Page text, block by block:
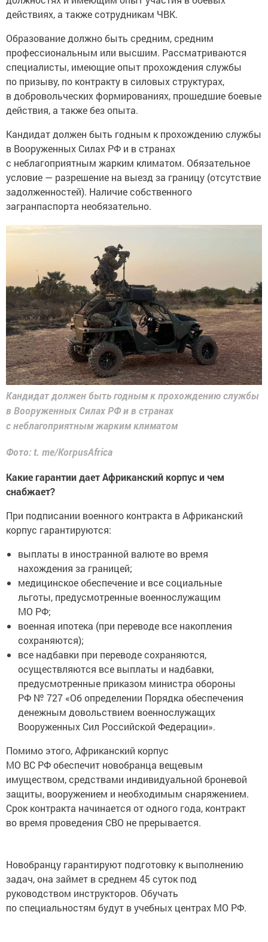
действиях, а также сотрудникам ЧВК.
Образование должно быть средним, средним
профессиональным или высшим. Рассматриваются
специалисты, имеющие опыт прохождения службы
по призыву, по контракту в силовых структурах,
в добровольческих формированиях, прошедшие боевые
действия, а также без опыта.
Кандидат должен быть годным к прохождению службы
в Вооруженных Силах РФ и в странах
с неблагоприятным жарким климатом. Обязательное
условие — разрешение на выезд за границу (отсутствие
задолженностей). Наличие собственного
загранпаспорта необязательно.
Кандидат должен быть годным к прохождению службы
в Вооруженных Силах РФ и в странах
с неблагоприятным жарким климатом
Фото: t. me/KorpusAfrica
Какие гарантии дает Африканский корпус и чем
снабжает?
При подписании военного контракта в Африканский
корпус гарантируются:
выплаты в иностранной валюте во время
нахождения за границей;
медицинское обеспечение и все социальные
льготы, предусмотренные военнослужащим
МО РФ;
военная ипотека (при переводе все накопления
сохраняются);
все надбавки при переводе сохраняются,
осуществляются все выплаты и надбавки,
предусмотренные приказом министра обороны
РФ № 727 «Об определении Порядка обеспечения
денежным довольствием военнослужащих
Вооруженных Сил Российской Федерации».
Помимо этого, Африканский корпус
МО ВС РФ обеспечит новобранца вещевым
имуществом, средствами индивидуальной броневой
защиты, вооружением и необходимым снаряжением.
Срок контракта начинается от одного года, контракт
во время проведения СВО не прерывается.
Новобранцу гарантируют подготовку к выполнению
задач, она займет в среднем 45 суток под
руководством инструкторов. Обучать
по специальностям будут в учебных центрах МО РФ.